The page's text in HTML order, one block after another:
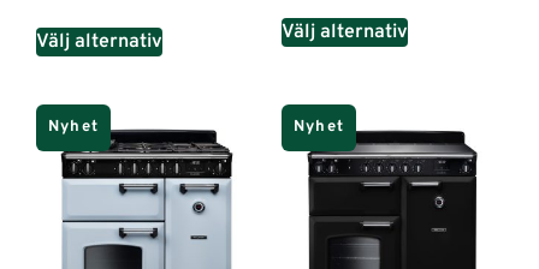
Välj alternativ Välj alternativ
Nyhet Nyhet